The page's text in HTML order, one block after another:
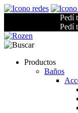
Pedí
Pedí
Productos
Baños